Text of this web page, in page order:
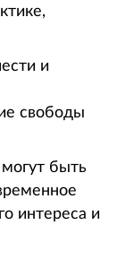
и
свободы
быть
интереса и